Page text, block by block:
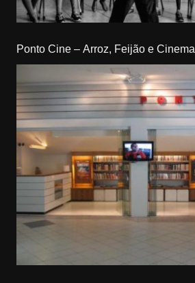
Ponto Cine – Arroz, Feijão e Cinema